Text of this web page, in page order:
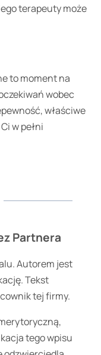
terapeuty może
to moment na
wobec
właściwe
w pełni
Partnera
Autorem jest
Tekst
tej firmy.
tego wpisu